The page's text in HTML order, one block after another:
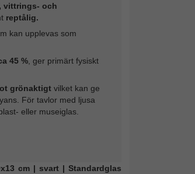
vittrings- och
reptålig.
kan upplevas som
45 %, ger primärt fysiskt
grönaktigtvilket kan ge
För tavlor med ljusa
eller museiglas.
cm | svart | Standardglas